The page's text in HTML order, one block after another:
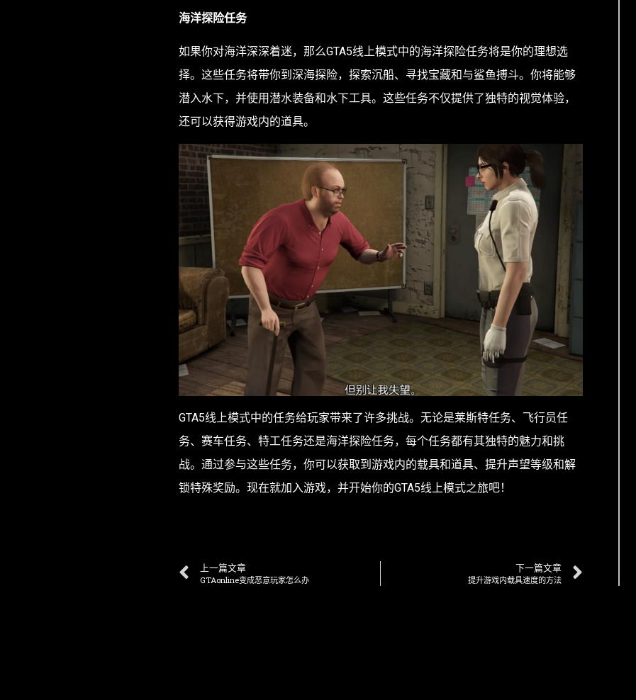
海洋探险任务
如果你对海洋深深着迷，那么GTA5线上模式中的海洋探险任务将是你的理想选
择。这些任务将带你到深海探险，探索沉船、寻找宝藏和与鲨鱼搏斗。你将能够
潜入水下，并使用潜水装备和水下工具。这些任务不仅提供了独特的视觉体验，
还可以获得游戏内的道具。
GTA5线上模式中的任务给玩家带来了许多挑战。无论是莱斯特任务、飞行员任
务、赛车任务、特工任务还是海洋探险任务，每个任务都有其独特的魅力和挑
战。通过参与这些任务，你可以获取到游戏内的载具和道具、提升声望等级和解
锁特殊奖励。现在就加入游戏，并开始你的GTA5线上模式之旅吧！
上一篇文章
GTAonline变成恶意玩家怎么办
下一篇文章
提升游戏内载具速度的方法